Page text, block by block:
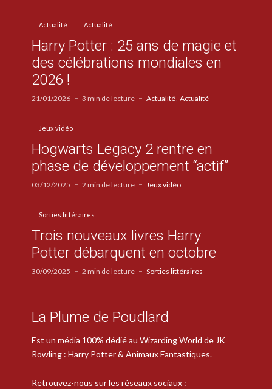
Actualité Actualité
Harry Potter : 25 ans de magie et
des célébrations mondiales en
2026 !
21/01/2026 3 min de lecture Actualité Actualité
Jeux vidéo
Hogwarts Legacy 2 rentre en
phase de développement “actif”
03/12/2025 2 min de lecture Jeux vidéo
Sorties littéraires
Trois nouveaux livres Harry
Potter débarquent en octobre
30/09/2025 2 min de lecture Sorties littéraires
La Plume de Poudlard
Est un média 100% dédié au Wizarding World de JK
Rowling : Harry Potter & Animaux Fantastiques.
Retrouvez-nous sur les réseaux sociaux :